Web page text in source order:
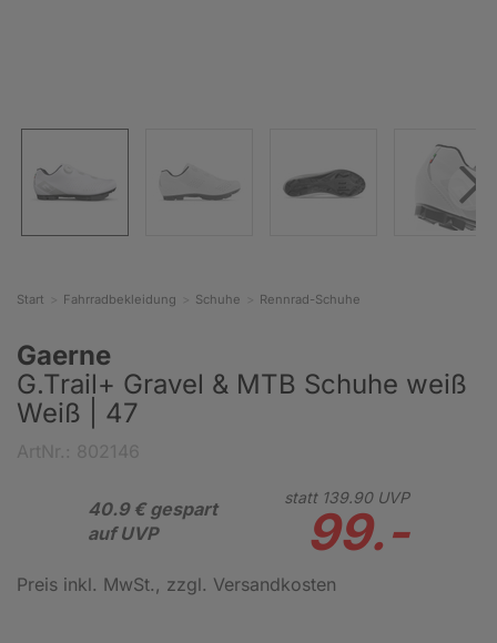
Start Fahrradbekleidung Schuhe Rennrad-Schuhe
Gaerne
G.Trail+ Gravel & MTB Schuhe weiß
Weiß | 47
40.9 € gespart
auf UVP
statt 139.90UVP
99.-
Preis inkl. MwSt., zzgl. Versandkosten